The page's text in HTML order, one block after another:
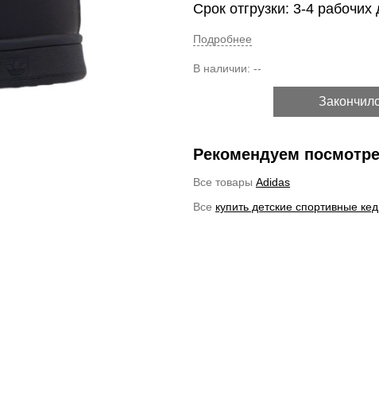
Срок отгрузки: 3-4 рабочих
Подробнее
В наличии: --
Рекомендуем
Все товары Adidas
Все купить детские спортивные